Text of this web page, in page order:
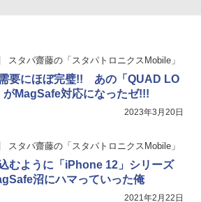
スタパ齋藤の「スタパトロニクスMobile」
要にほぼ完璧!! あの「QUAD LO
がMagSafe対応になったゼ!!!
2023年3月20日
スタパ齋藤の「スタパトロニクスMobile」
むように「iPhone 12」シリーズ
沼にハマっていった俺
2021年2月22日